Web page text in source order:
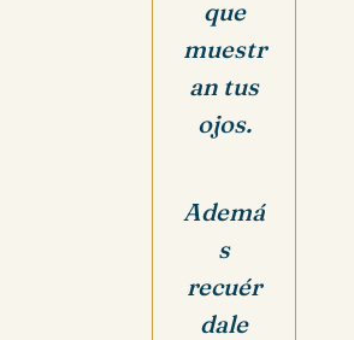
que
muestr
an tus
ojos.
Ademá
s
recuér
dale